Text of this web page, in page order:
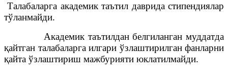
Талабаларга академик таътил даврида стипендиялар
тўланмайди.
Академик таътилдан белгиланган муддатда
қайтган талабаларга илгари ўзлаштирилган фанларни
қайта ўзлаштириш мажбурияти юклатилмайди.